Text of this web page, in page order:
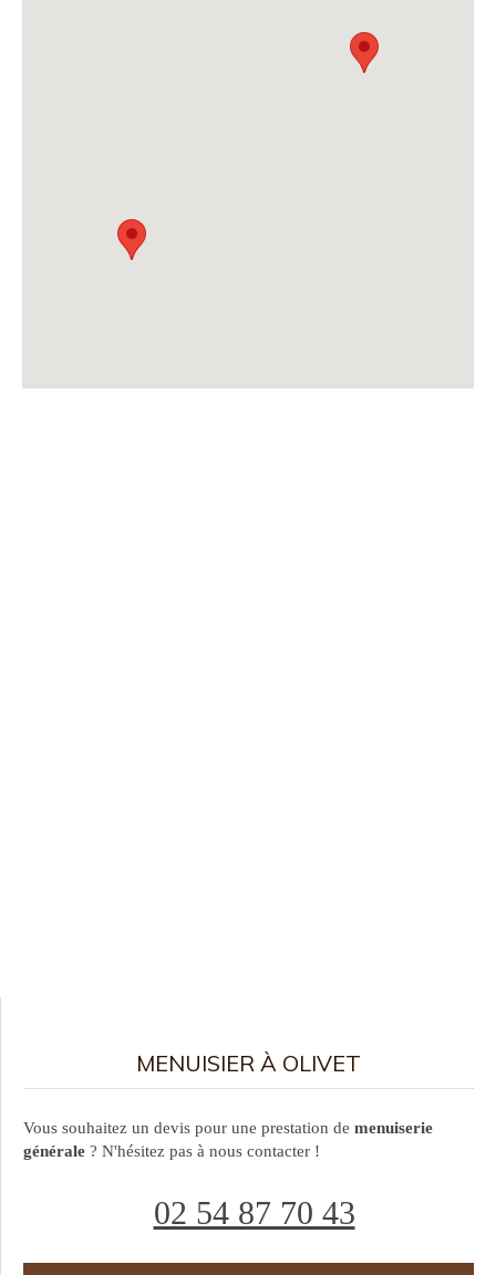
MENUISIER À OLIVET
Vous souhaitez un devis pour une prestation de menuiserie
générale ? N'hésitez pas à nous contacter !
02 54 87 70 43